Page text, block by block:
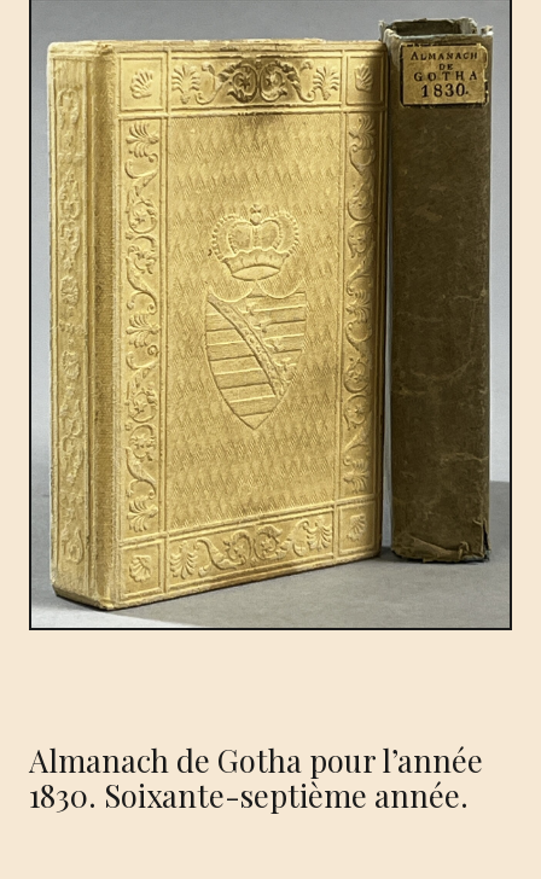
Almanach de Gotha pour l’année
1830. Soixante-septième année.